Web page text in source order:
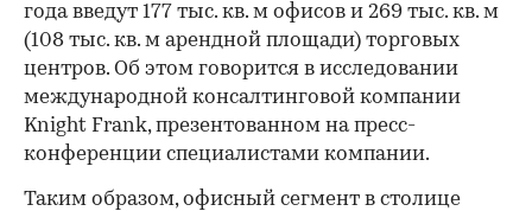
года введут 177 тыс. кв. м офисов и 269 тыс. кв. м
(108 тыс. кв. м арендной площади) торговых
центров. Об этом говорится в исследовании
международной консалтинговой компании
Knight Frank, презентованном на пресс-
конференции специалистами компании.
Таким образом, офисный сегмент в столице